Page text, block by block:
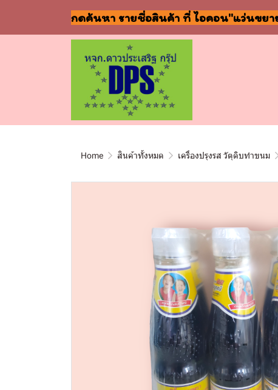
กดค้นหา รายชื่อสินค้า ที่ ไอคอน"แว่นขยา
Home สินค้าทั้งหมด เครื่องปรุงรส วัตุดิบทำขนม